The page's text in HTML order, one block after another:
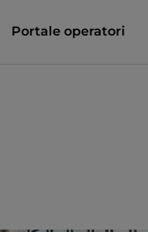
Portale operatori